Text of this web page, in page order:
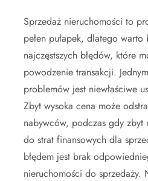
Sprzedaż nieruchomości to
pełen pułapek, dlatego
najczęstszych błędów, które
powodzenie transakcji.
problemów jest niewłaściwe
Zbyt wysoka cena może
nabywców, podczas gdy zbyt
do strat finansowych dla
błędem jest brak
nieruchomości do sprzedaży.